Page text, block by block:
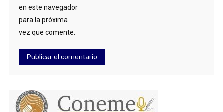
en este navegador
para la próxima
vez que comente.